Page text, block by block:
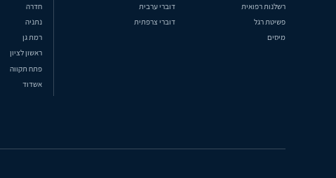
רשלנות רפואית
דוברי ערבית
פשיטת רגל
דוברי צרפתית
מיסים
חדרה
נתניה
רמת גן
ראשון לציון
פתח תקווה
אשדוד